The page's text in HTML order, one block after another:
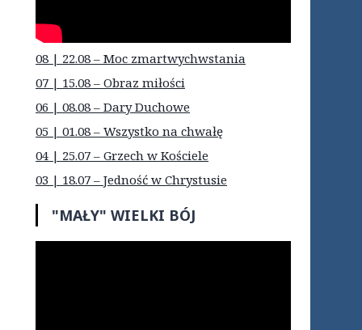
08 | 22.08 – Moc zmartwychwstania
07 | 15.08 – Obraz miłości
06 | 08.08 – Dary Duchowe
05 | 01.08 – Wszystko na chwałę
04 | 25.07 – Grzech w Kościele
03 | 18.07 – Jedność w Chrystusie
"MAŁY" WIELKI BÓJ